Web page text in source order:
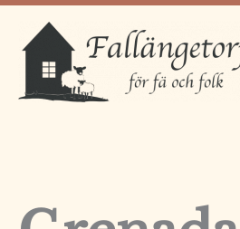
Hoppa
innehåll